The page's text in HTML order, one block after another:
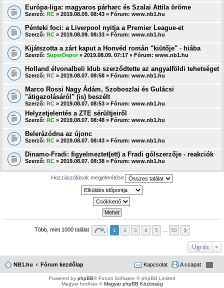
Európa-liga: magyaros párharc és Szalai Attila öröme
Szerző: RC » 2019.08.09. 08:43 » Fórum: www.nb1.hu
Pénteki foci: a Liverpool nyitja a Premier League-et
Szerző: RC » 2019.08.09. 08:33 » Fórum: www.nb1.hu
Kijátszotta a zárt kaput a Honvéd román "kiütője" - hiába
Szerző: SuperDepor» 2019.08.09. 07:17 » Fórum: www.nb1.hu
Holland élvonalbeli klub szerződtette az angyalföldi tehetséget
Szerző: RC » 2019.08.07. 08:58 » Fórum: www.nb1.hu
Marco Rossi Nagy Ádám, Szoboszlai és Gulácsi
"átigazolásáról" (is) beszélt
Szerző: RC » 2019.08.07. 08:53 » Fórum: www.nb1.hu
Helyzetjelentés a ZTE sérültjeiről
Szerző: RC » 2019.08.07. 08:48 » Fórum: www.nb1.hu
Belerázódna az újonc
Szerző: RC » 2019.08.07. 08:43 » Fórum: www.nb1.hu
Dinamo-Fradi: figyelmeztet(ett) a Fradi gólszerzője - reakciók
Szerző: RC » 2019.08.07. 08:38 » Fórum: www.nb1.hu
Hozzászólások megjelenítése
Több, mint 1000 találat 1 2 3 4 5 50
Ugrás
NB1.hu Fórum kezdőlap A csapat
Kapcsolat
Powered by phpBB® Forum Software © phpBB Limited
Magyar fordítás ©Magyar phpBB Közösség